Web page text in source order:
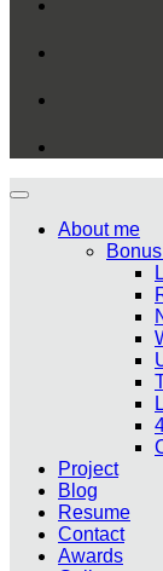
About me
Project
Blog
Resume
Contact
Awards